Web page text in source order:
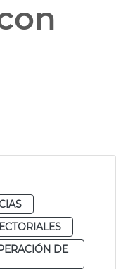
DE